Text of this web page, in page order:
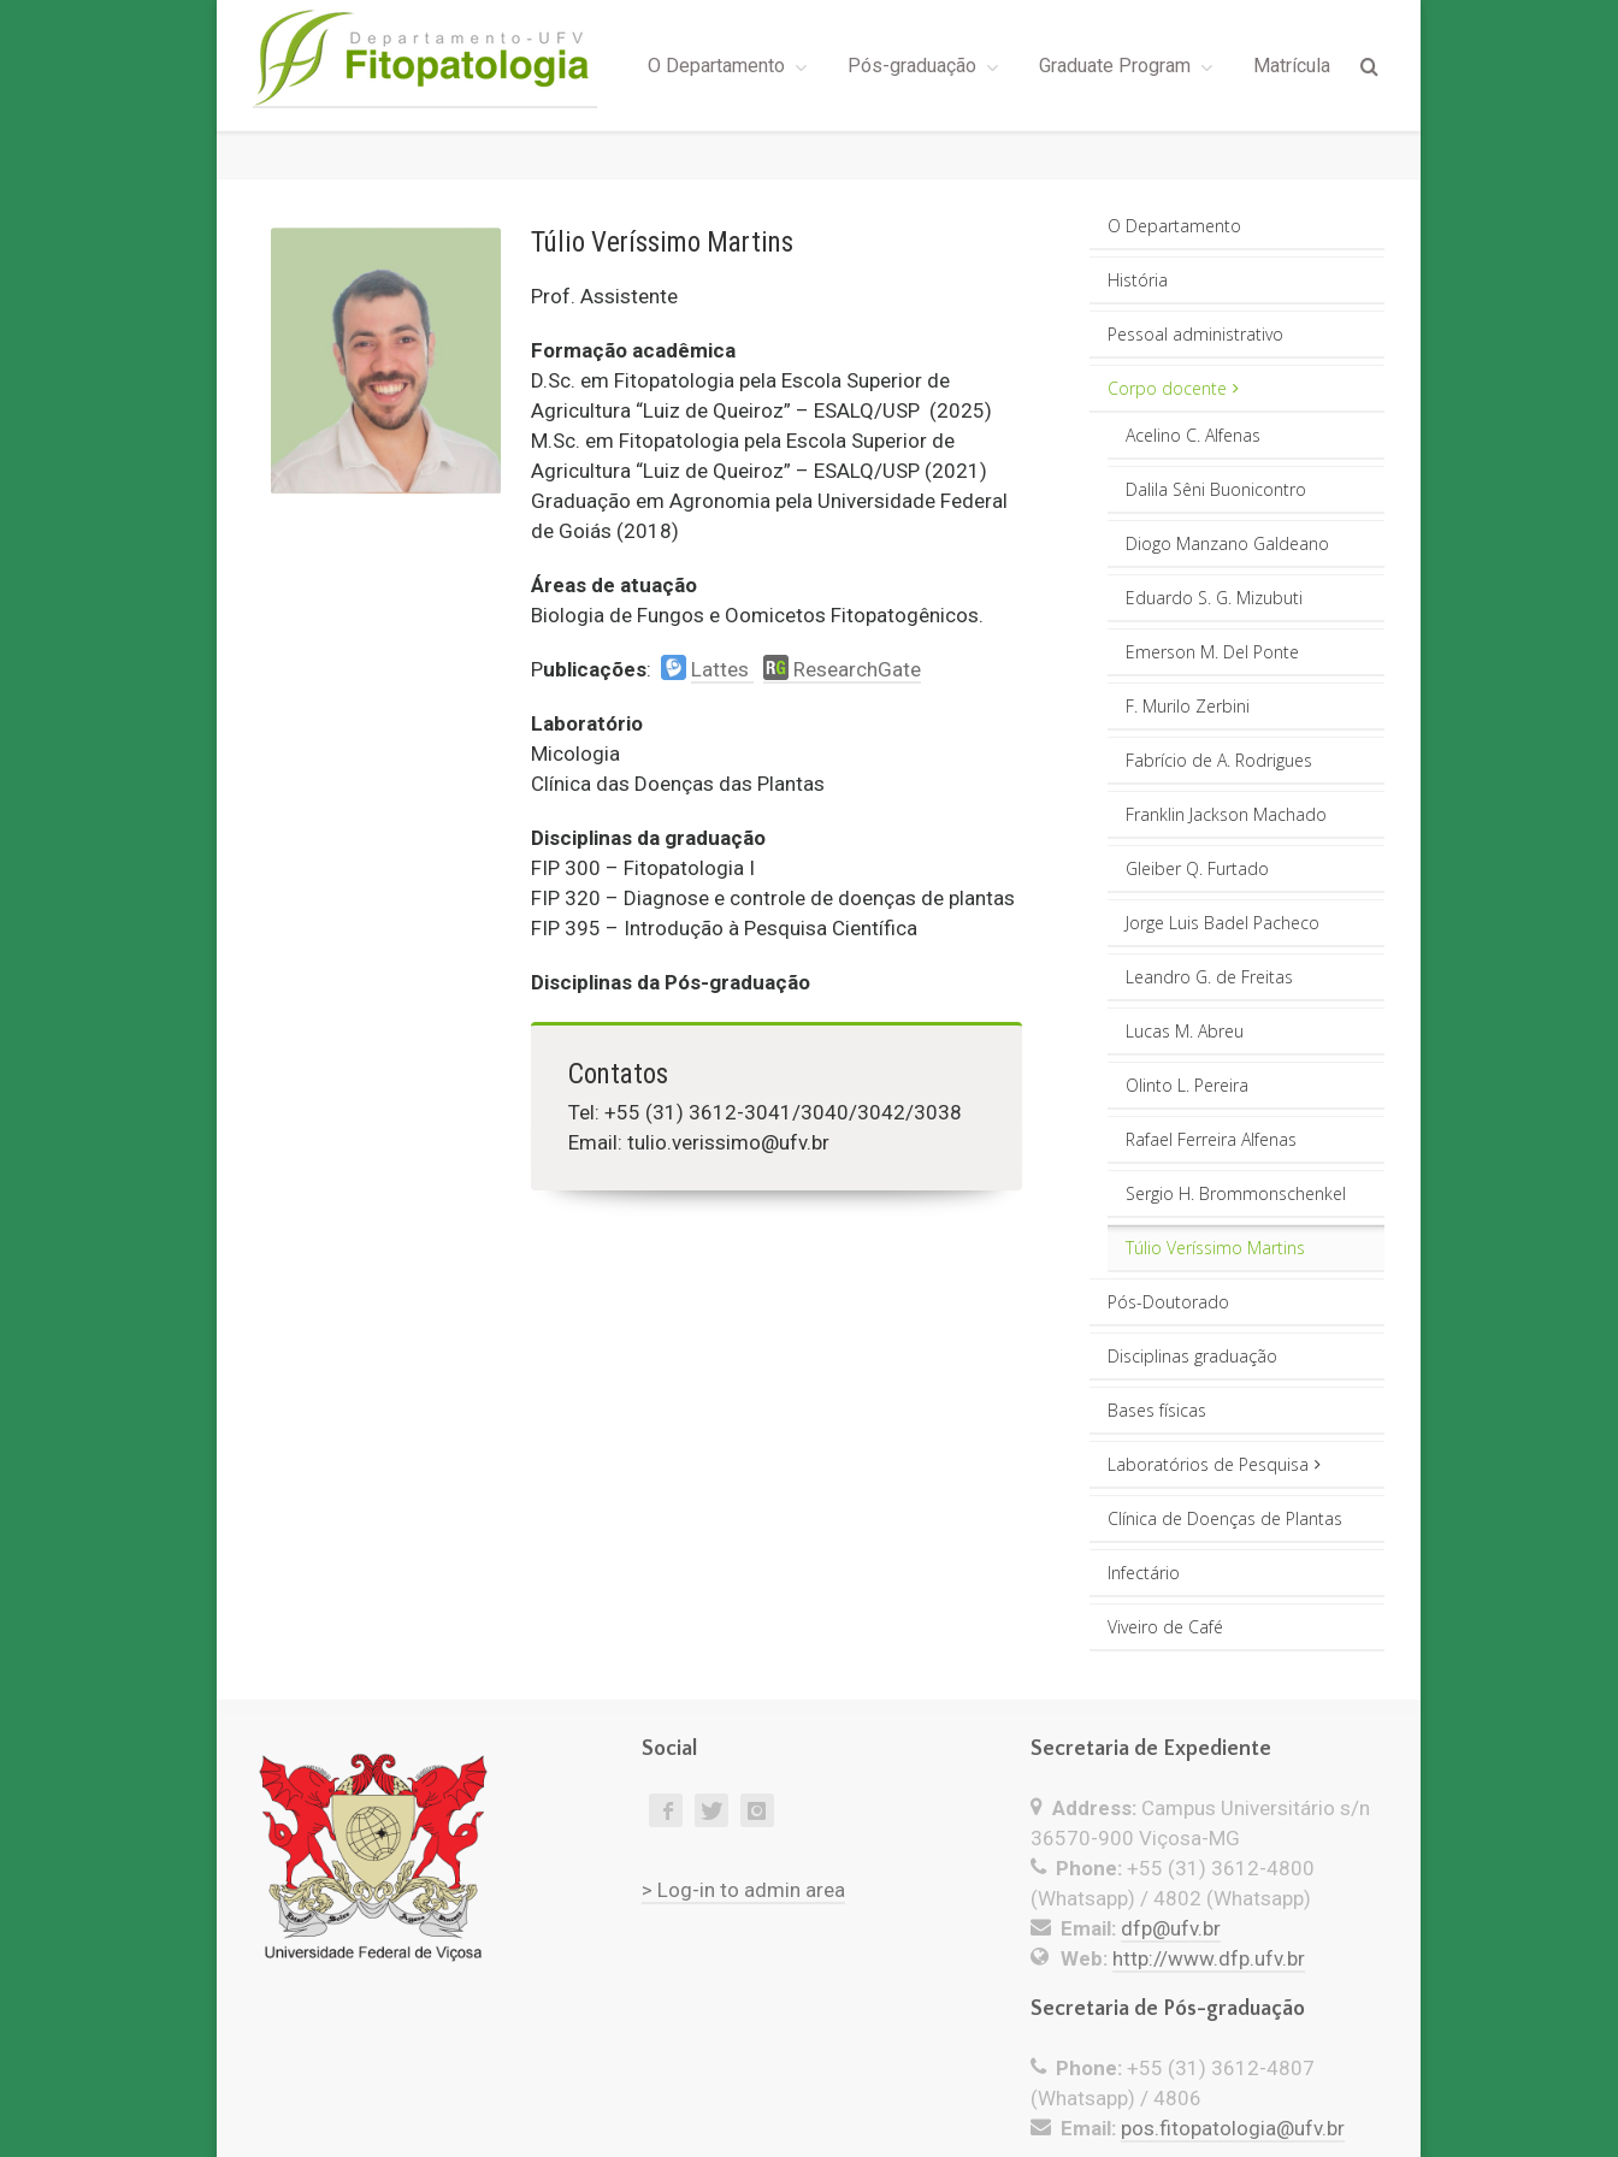
O Departamento Pós-graduação Graduate Program Matrícula
Túlio Veríssimo Martins
Prof. Assistente
Formação acadêmica
D.Sc. em Fitopatologia pela Escola Superior de
Agricultura “Luiz de Queiroz” – ESALQ/USP (2025)
M.Sc. em Fitopatologia pela Escola Superior de
Agricultura “Luiz de Queiroz” – ESALQ/USP (2021)
Graduação em Agronomia pela Universidade Federal
de Goiás (2018)
Áreas de atuação
Biologia de Fungos e Oomicetos Fitopatogênicos.
Publicações: Lattes ResearchGate
Laboratório
Micologia
Clínica das Doenças das Plantas
Disciplinas da graduação
FIP 300 – Fitopatologia I
FIP 320 – Diagnose e controle de doenças de plantas
FIP 395 – Introdução à Pesquisa Científica
Disciplinas da Pós-graduação
Contatos
Tel: +55 (31) 3612-3041/3040/3042/3038
Email: tulio.verissimo@ufv.br
O Departamento
História
Pessoal administrativo
Corpo docente
Acelino C. Alfenas
Dalila Sêni Buonicontro
Diogo Manzano Galdeano
Eduardo S. G. Mizubuti
Emerson M. Del Ponte
F. Murilo Zerbini
Fabrício de A. Rodrigues
Franklin Jackson Machado
Gleiber Q. Furtado
Jorge Luis Badel Pacheco
Leandro G. de Freitas
Lucas M. Abreu
Olinto L. Pereira
Rafael Ferreira Alfenas
Sergio H. Brommonschenkel
Túlio Veríssimo Martins
Pós-Doutorado
Disciplinas graduação
Bases físicas
Laboratórios de Pesquisa
Clínica de Doenças de Plantas
Infectário
Viveiro de Café
Social
> Log-in to admin area
Secretaria de Expediente
Address: Campus Universitário s/n
36570-900 Viçosa-MG
Phone: +55 (31) 3612-4800
(Whatsapp) / 4802 (Whatsapp)
Email: dfp@ufv.br
Web: http://www.dfp.ufv.br
Secretaria de Pós-graduação
Phone: +55 (31) 3612-4807
(Whatsapp) / 4806
Email: pos.fitopatologia@ufv.br